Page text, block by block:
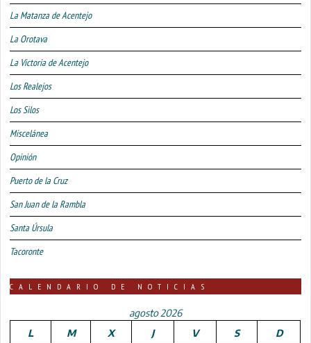
La Matanza de Acentejo
La Orotava
La Victoria de Acentejo
Los Realejos
Los Silos
Miscelánea
Opinión
Puerto de la Cruz
San Juan de la Rambla
Santa Úrsula
Tacoronte
CALENDARIO DE NOTICIAS
agosto 2026
L
M X J V S D